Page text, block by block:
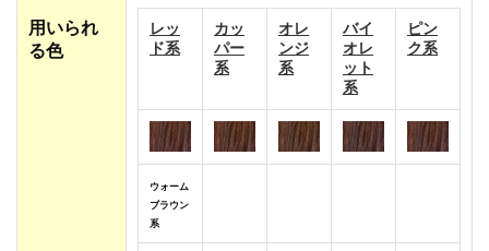
用いられ
る色
レッ
ド系
カッ
パー
系
オレ
ンジ
系
バイ
オレ
ット
系
ピン
ク系
ウォーム
ブラウン
系